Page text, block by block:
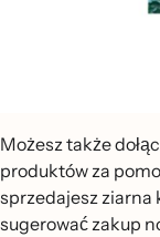
Możesz także
produktów za
sprzedajesz ziarna
sugerować zakup